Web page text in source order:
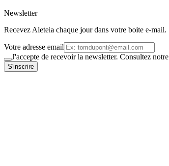
Newsletter
Recevez Aleteia chaque jour dans votre boite e-mail.
Votre adresse email
J'accepte de recevoir la newsletter. Consultez notre
S'inscrire